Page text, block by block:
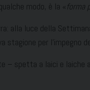
modo, è la « forma
alla luce della
per l’impegno
– spetta a laici e